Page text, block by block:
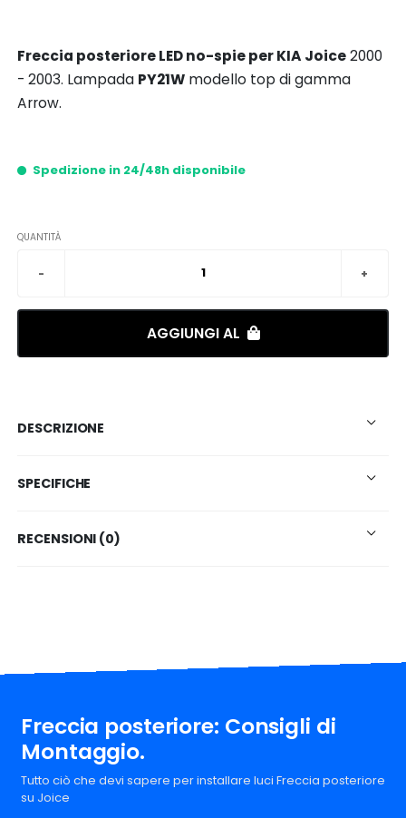
Freccia posteriore LED no-spie per KIA Joice2000
- 2003. Lampada PY21W modello top di gamma
Arrow.
Spedizione in 24/48h disponibile
QUANTITÀ
AGGIUNGI AL
DESCRIZIONE
SPECIFICHE
RECENSIONI (0)
Freccia posteriore: Consigli di
Montaggio.
Tutto ciò che devi sapere per installare luci Freccia posteriore
su Joice